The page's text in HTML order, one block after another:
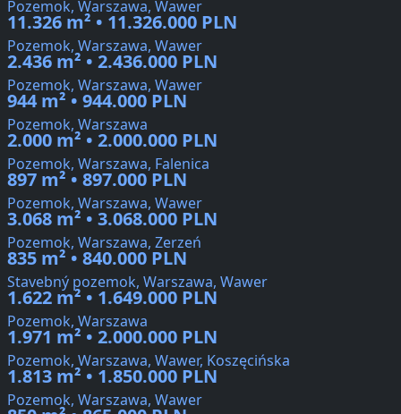
Pozemok, Warszawa, Wawer
11.326 m² • 11.326.000 PLN
Pozemok, Warszawa, Wawer
2.436 m² • 2.436.000 PLN
Pozemok, Warszawa, Wawer
944 m² • 944.000 PLN
Pozemok, Warszawa
2.000 m² • 2.000.000 PLN
Pozemok, Warszawa, Falenica
897 m² • 897.000 PLN
Pozemok, Warszawa, Wawer
3.068 m² • 3.068.000 PLN
Pozemok, Warszawa, Zerzeń
835 m² • 840.000 PLN
Stavebný pozemok, Warszawa, Wawer
1.622 m² • 1.649.000 PLN
Pozemok, Warszawa
1.971 m² • 2.000.000 PLN
Pozemok, Warszawa, Wawer, Koszęcińska
1.813 m² • 1.850.000 PLN
Pozemok, Warszawa, Wawer